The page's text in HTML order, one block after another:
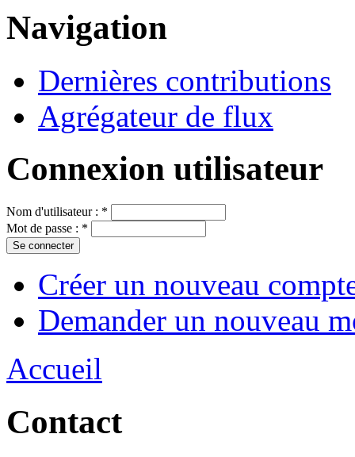
Navigation
Dernières contributions
Agrégateur de flux
Connexion utilisateur
Nom d'utilisateur : *
Mot de passe : *
Créer un nouveau
Demander un nouveau
Accueil
Contact